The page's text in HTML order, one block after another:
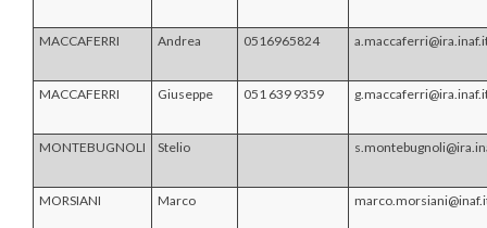
MACCAFERRI Andrea 0516965824
MACCAFERRI Giuseppe 051 639 9359
MONTEBUGNOLI Stelio
MORSIANI Marco